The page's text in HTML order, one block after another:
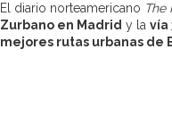
El diario norteamericano The
Zurbano en Madrid y la vía
mejores rutas urbanas de